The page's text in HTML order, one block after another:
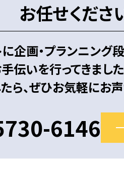
お任せくださ
企画・プランニング
伝いを行ってきまし
、ぜひお気軽にお声
6146